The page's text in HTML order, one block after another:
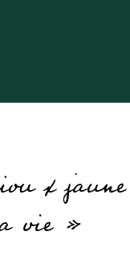
x
vie »